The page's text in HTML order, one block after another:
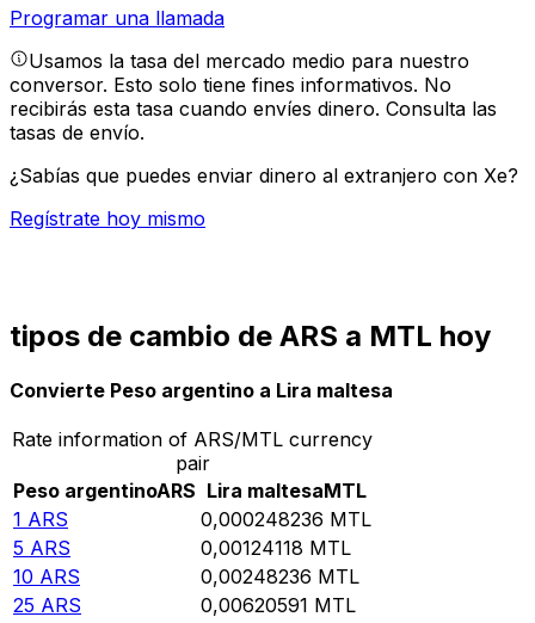
Programar una llamada
Usamos la tasa del mercado medio para nuestro
conversor. Esto solo tiene fines informativos. No
recibirás esta tasa cuando envíes dinero. Consulta las
tasas de envío.
¿Sabías que puedes enviar dinero al extranjero con Xe?
Regístrate hoy mismo
tipos de cambio de ARS a MTL hoy
Convierte Peso argentino a Lira maltesa
Rate information of ARS/MTL currency
pair
Peso argentinoARS Lira maltesaMTL
1 ARS 0,000248236 MTL
5 ARS 0,00124118 MTL
10 ARS 0,00248236 MTL
25 ARS 0,00620591 MTL